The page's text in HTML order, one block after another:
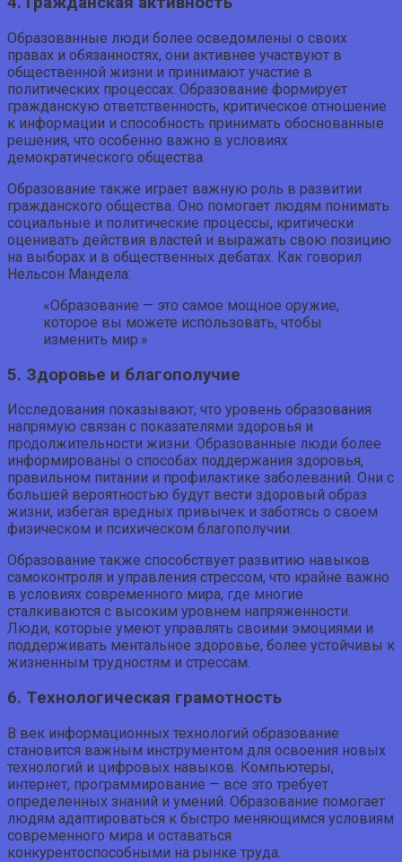
Образованные люди более осведомлены о своих
правах и обязанностях, они активнее участвуют в
общественной жизни и принимают участие в
политических процессах. Образование формирует
гражданскую ответственность, критическое отношение
к информации и способность принимать обоснованные
решения, что особенно важно в условиях
демократического общества.
Образование также играет важную роль в развитии
гражданского общества. Оно помогает людям понимать
социальные и политические процессы, критически
оценивать действия властей и выражать свою позицию
на выборах и в общественных дебатах. Как говорил
Нельсон Мандела:
«Образование — это самое мощное оружие,
которое вы можете использовать, чтобы
изменить мир.»
5. Здоровье и благополучие
Исследования показывают, что уровень образования
напрямую связан с показателями здоровья и
продолжительности жизни. Образованные люди более
информированы о способах поддержания здоровья,
правильном питании и профилактике заболеваний. Они с
большей вероятностью будут вести здоровый образ
жизни, избегая вредных привычек и заботясь о своем
физическом и психическом благополучии.
Образование также способствует развитию навыков
самоконтроля и управления стрессом, что крайне важно
в условиях современного мира, где многие
сталкиваются с высоким уровнем напряженности.
Люди, которые умеют управлять своими эмоциями и
поддерживать ментальное здоровье, более устойчивы к
жизненным трудностям и стрессам.
6. Технологическая грамотность
В век информационных технологий образование
становится важным инструментом для освоения новых
технологий и цифровых навыков. Компьютеры,
интернет, программирование — все это требует
определенных знаний и умений. Образование помогает
людям адаптироваться к быстро меняющимся условиям
современного мира и оставаться
конкурентоспособными на рынке труда.